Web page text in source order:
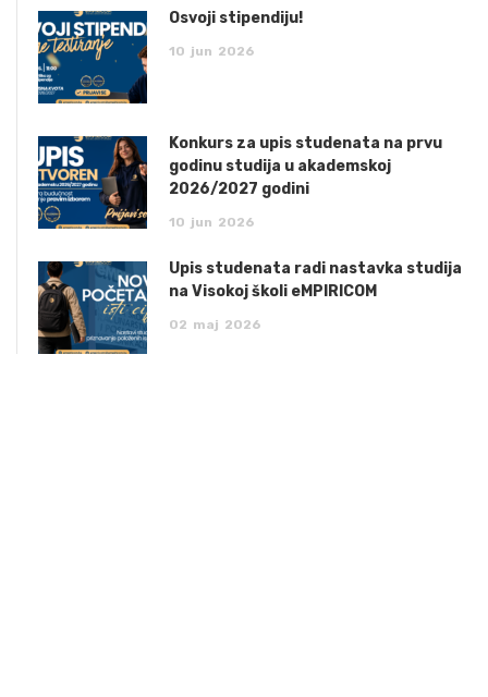
Osvoji stipendiju!
10 jun 2026
Konkurs za upis studenata na prvu
godinu studija u akademskoj
2026/2027 godini
10 jun 2026
Upis studenata radi nastavka studija
na Visokoj školi eMPIRICOM
02 maj 2026